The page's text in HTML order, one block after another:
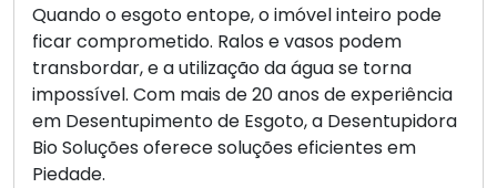
Quando o esgoto entope, o imóvel inteiro pode
ficar comprometido. Ralos e vasos podem
transbordar, e a utilização da água se torna
impossível. Com mais de 20 anos de experiência
em Desentupimento de Esgoto, a Desentupidora
Bio Soluções oferece soluções eficientes em
Piedade.